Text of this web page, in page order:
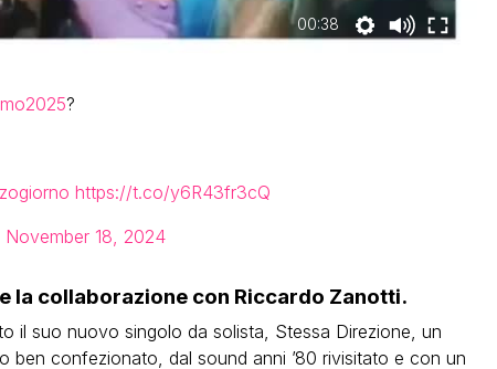
00:38
?
https://t.co/y6R43fr3cQ
November 18, 2024
la collaborazione con Riccardo Zanotti.
il suo nuovo singolo da solista, Stessa Direzione, un
ben confezionato, dal sound anni ’80 rivisitato e con un